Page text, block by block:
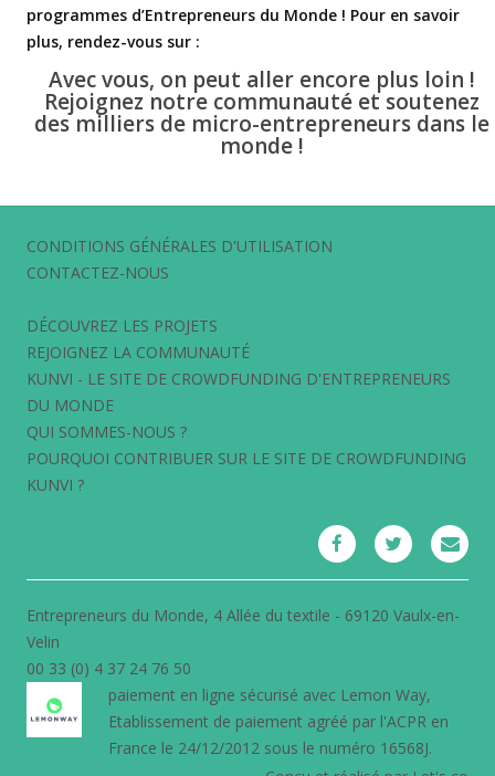
programmes d’Entrepreneurs du Monde ! Pour en savoir
plus, rendez-vous sur :
Avec vous, on peut aller encore plus loin !
Rejoignez notre communauté et soutenez
des milliers de micro-entrepreneurs dans le
monde !
CONDITIONS GÉNÉRALES D'UTILISATION
CONTACTEZ-NOUS
DÉCOUVREZ LES PROJETS
REJOIGNEZ LA COMMUNAUTÉ
KUNVI - LE SITE DE CROWDFUNDING D'ENTREPRENEURS
DU MONDE
QUI SOMMES-NOUS ?
POURQUOI CONTRIBUER SUR LE SITE DE CROWDFUNDING
KUNVI ?
Entrepreneurs du Monde, 4 Allée du textile - 69120 Vaulx-en-
Velin
00 33 (0) 4 37 24 76 50
paiement en ligne sécurisé avec Lemon Way,
Etablissement de paiement agréé par l'ACPR en
France le 24/12/2012 sous le numéro 16568J.